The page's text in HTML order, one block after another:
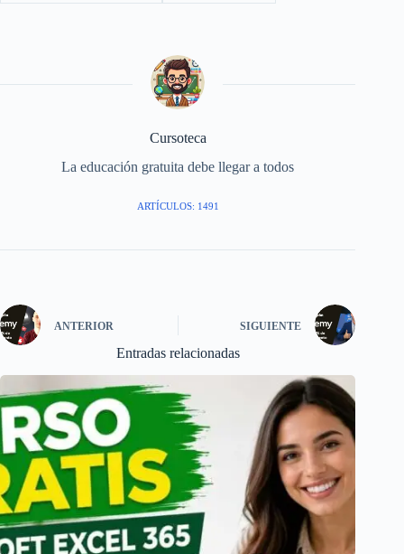
Cursoteca
La educación gratuita debe llegar a todos
ARTÍCULOS: 1491
ANTERIOR SIGUIENTE
Entradas relacionadas